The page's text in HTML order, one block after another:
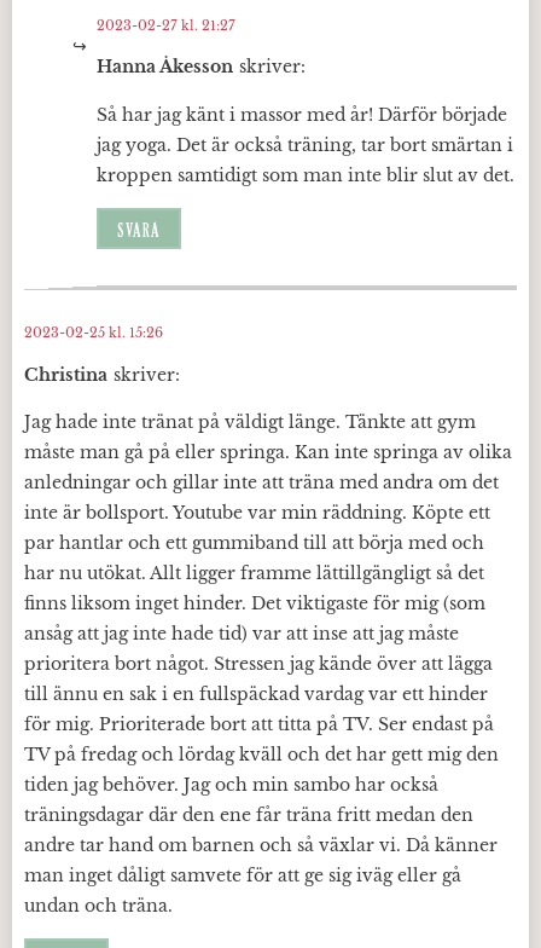
Hanna Åkesson skriver:
2023-02-27 kl. 21:27
Så har jag känt i massor med år! Därför började
jag yoga. Det är också träning, tar bort smärtan i
kroppen samtidigt som man inte blir slut av det.
SVARA
Christina skriver:
2023-02-25 kl. 15:26
Jag hade inte tränat på väldigt länge. Tänkte att gym
måste man gå på eller springa. Kan inte springa av olika
anledningar och gillar inte att träna med andra om det
inte är bollsport. Youtube var min räddning. Köpte ett
par hantlar och ett gummiband till att börja med och
har nu utökat. Allt ligger framme lättillgängligt så det
finns liksom inget hinder. Det viktigaste för mig (som
ansåg att jag inte hade tid) var att inse att jag måste
prioritera bort något. Stressen jag kände över att lägga
till ännu en sak i en fullspäckad vardag var ett hinder
för mig. Prioriterade bort att titta på TV. Ser endast på
TV på fredag och lördag kväll och det har gett mig den
tiden jag behöver. Jag och min sambo har också
träningsdagar där den ene får träna fritt medan den
andre tar hand om barnen och så växlar vi. Då känner
man inget dåligt samvete för att ge sig iväg eller gå
undan och träna.